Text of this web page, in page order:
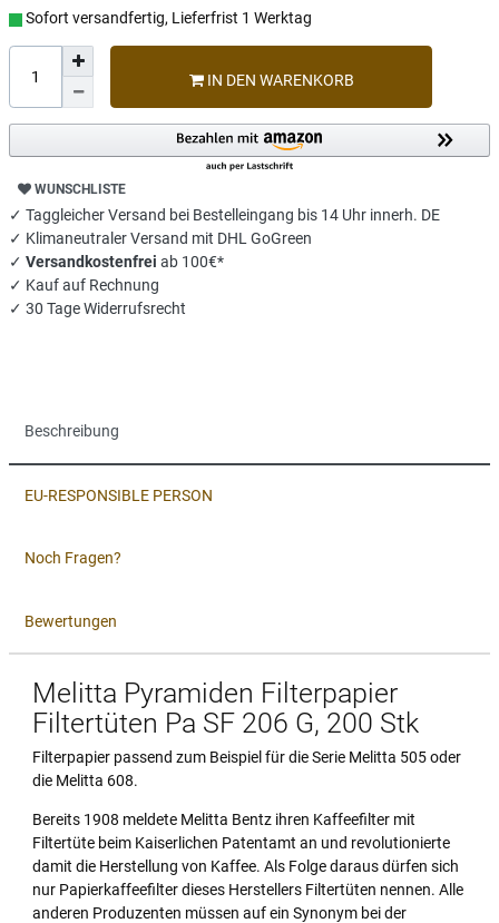
Sofort versandfertig, Lieferfrist 1 Werktag
IN DEN WARENKORB
WUNSCHLISTE
✓ Taggleicher Versand bei Bestelleingang bis 14 Uhr innerh. DE
✓ Klimaneutraler Versand mit DHL GoGreen
✓ Versandkostenfrei ab 100€*
✓ Kauf auf Rechnung
✓ 30 Tage Widerrufsrecht
Beschreibung
EU-RESPONSIBLE PERSON
Noch Fragen?
Bewertungen
Melitta Pyramiden Filterpapier
Filtertüten Pa SF 206 G, 200 Stk
Filterpapier passend zum Beispiel für die Serie Melitta 505 oder
die Melitta 608.
Bereits 1908 meldete Melitta Bentz ihren Kaffeefilter mit
Filtertüte beim Kaiserlichen Patentamt an und revolutionierte
damit die Herstellung von Kaffee. Als Folge daraus dürfen sich
nur Papierkaffeefilter dieses Herstellers Filtertüten nennen. Alle
anderen Produzenten müssen auf ein Synonym bei der